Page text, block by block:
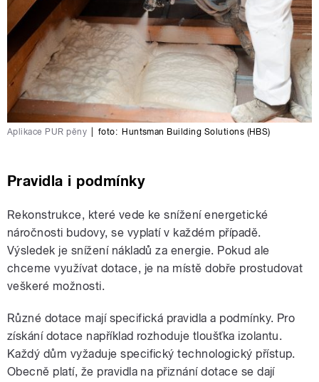
Aplikace PUR pěny foto: Huntsman Building Solutions (HBS)
Pravidla i podmínky
Rekonstrukce, které vede ke snížení energetické
náročnosti budovy, se vyplatí v každém případě.
Výsledek je snížení nákladů za energie. Pokud ale
chceme využívat dotace, je na místě dobře prostudovat
veškeré možnosti.
Různé dotace mají specifická pravidla a podmínky. Pro
získání dotace například rozhoduje tloušťka izolantu.
Každý dům vyžaduje specifický technologický přístup.
Obecně platí, že pravidla na přiznání dotace se dají